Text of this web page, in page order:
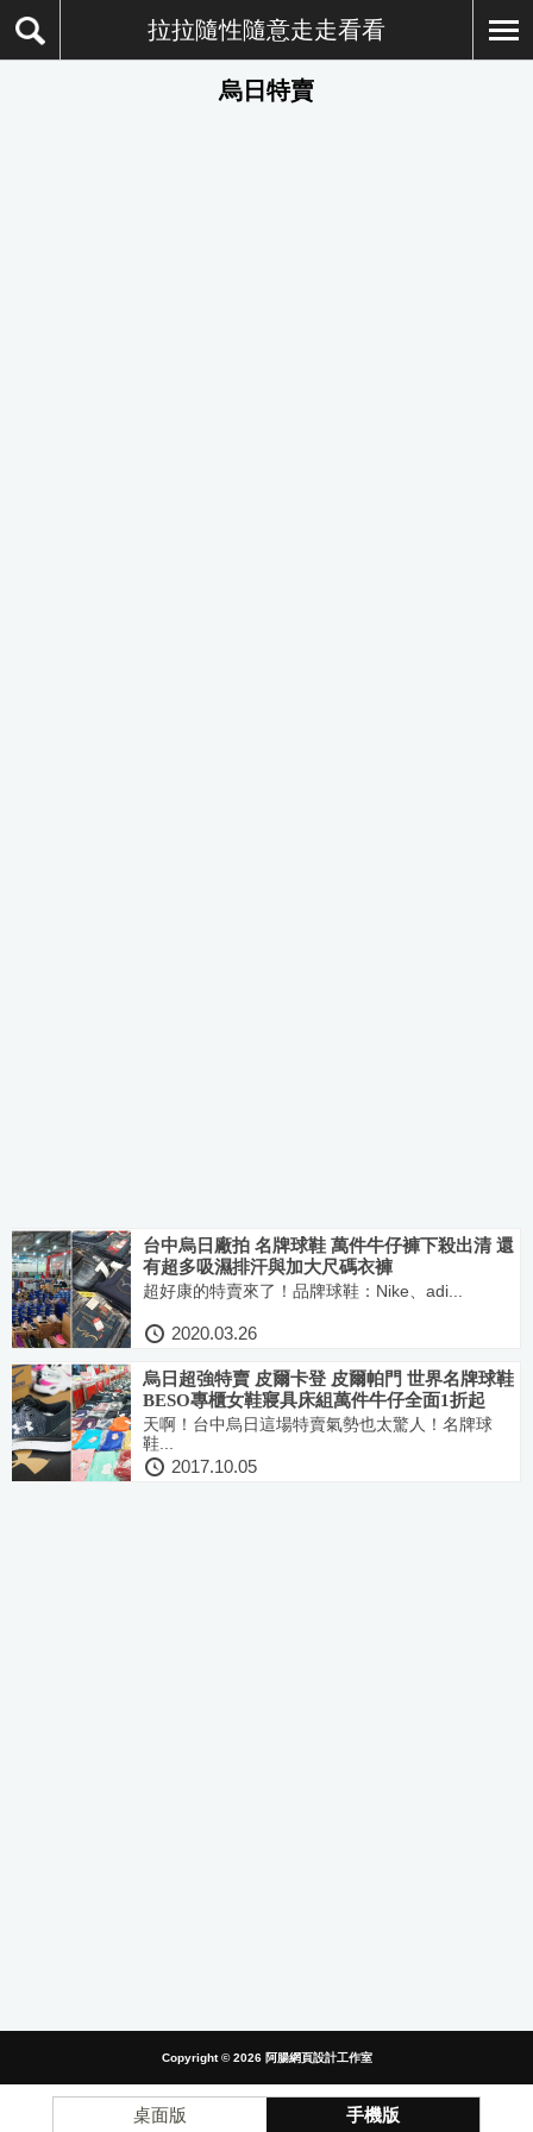
拉拉隨性隨意走走看看
烏日特賣
台中烏日廠拍 名牌球鞋 萬件牛仔褲下殺出清 還
有超多吸濕排汗與加大尺碼衣褲
超好康的特賣來了！品牌球鞋：Nike、adi...
2020.03.26
烏日超強特賣 皮爾卡登 皮爾帕門 世界名牌球鞋
BESO專櫃女鞋寢具床組萬件牛仔全面1折起
天啊！台中烏日這場特賣氣勢也太驚人！名牌球
鞋...
2017.10.05
Copyright © 2026 阿腸網頁設計工作室
桌面版 手機版